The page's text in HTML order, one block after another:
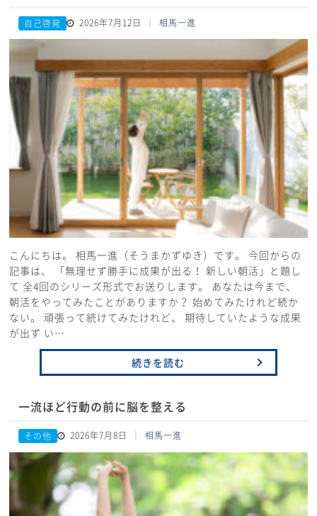
自己啓発 2026年7月12日 相馬一進
こんにちは。 相馬一進（そうまかずゆき）です。 今回からの
記事は、 「無理せず勝手に成果が出る！ 新しい朝活」と題し
て 全4回のシリーズ形式でお送りします。 あなたは今まで、
朝活をやってみたことがありますか？ 始めてみたけれど続か
ない。 頑張って続けてみたけれど、 期待していたような成果
が出ず い…
続きを読む
一流ほど行動の前に脳を整える
その他 2026年7月8日 相馬一進